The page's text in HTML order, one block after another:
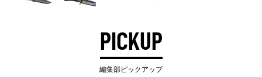
PICKUP
編集部ピックアップ